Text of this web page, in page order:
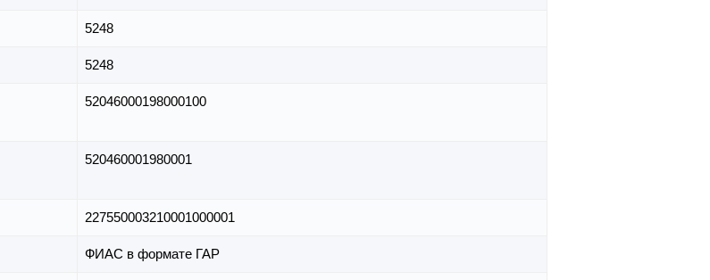
5248
5248
52046000198000100
520460001980001
227550003210001000001
ФИАС в формате ГАР